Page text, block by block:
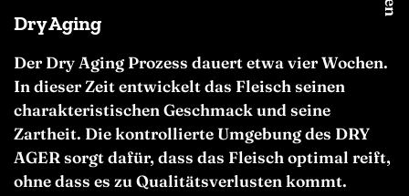
Dry Aging
Der Dry Aging Prozess dauert etwa vier Wochen.
In dieser Zeit entwickelt das Fleisch seinen
charakteristischen Geschmack und seine
Zartheit. Die kontrollierte Umgebung des DRY
AGER sorgt dafür, dass das Fleisch optimal reift,
ohne dass es zu Qualitätsverlusten kommt.